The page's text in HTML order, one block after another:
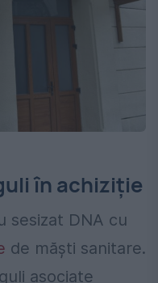
în achiziție
sesizat DNA cu
de măști sanitare.
asociate